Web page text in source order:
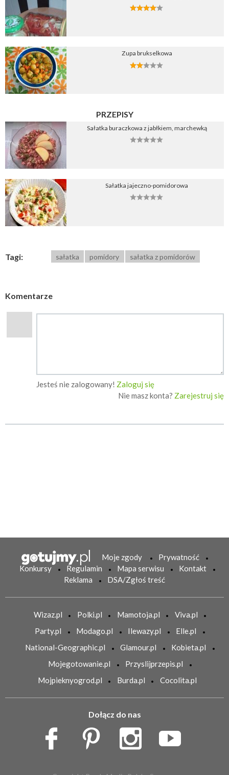
Zupa brukselkowa
PRZEPISY
Sałatka buraczkowa z jabłkiem, marchewką
Sałatka jajeczno-pomidorowa
Tagi: sałatka pomidory sałatka z pomidorów
Komentarze
Jesteś nie zalogowany! Zaloguj się
Nie masz konta? Zarejestruj się
Moje zgody
Prywatność
Konkursy
Regulamin Mapa serwisu
Kontakt
Reklama
DSA/Zgłoś treść
Wizaz.pl Polki.pl Mamotoja.pl
Viva.pl
Party.pl
Modago.pl Ilewazy.pl
Elle.pl
National-Geographic.pl
Glamour.pl
Kobieta.pl
Mojegotowanie.pl
Przyslijprzepis.pl
Mojpieknyogrod.pl
Burda.pl Cocolita.pl
Dołącz do nas